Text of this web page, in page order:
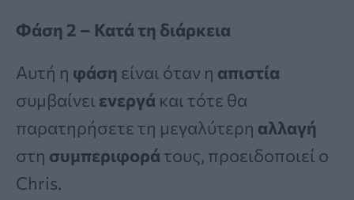
Φάση 2 – Κατά τη διάρκεια
Αυτή η φάση είναι όταν η απιστία
συμβαίνει ενεργά και τότε θα
παρατηρήσετε τη μεγαλύτερη αλλαγή
στη συμπεριφορά τους, προειδοποιεί ο
Chris.